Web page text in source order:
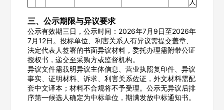
三、公示期限与异议要求
公示有效期三日，公示时间：2026年7月9日至2026年
7月12日。投标单位、利害关系人有异议需提交盖章、
法定代表人签署的书面异议材料，委托办理需附带公证
授权书，递交至采购方或监督机构。
异议文件需载明异议主体信息、营业执照复印件、异议
事实、证明材料、诉求、利害关系佐证，外文材料需配
套中文译本；材料不合规将不予受理。公示无异议后排
序第一候选人确定为中标单位，期满发放中标通知书。